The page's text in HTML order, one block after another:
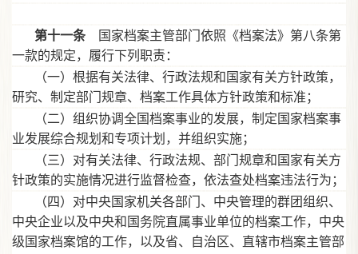
第十一条 国家档案主管部门依照《档案法》第八条第
一款的规定，履行下列职责：
（一）根据有关法律、行政法规和国家有关方针政策，
研究、制定部门规章、档案工作具体方针政策和标准；
（二）组织协调全国档案事业的发展，制定国家档案事
业发展综合规划和专项计划，并组织实施；
（三）对有关法律、行政法规、部门规章和国家有关方
针政策的实施情况进行监督检查，依法查处档案违法行为；
（四）对中央国家机关各部门、中央管理的群团组织、
中央企业以及中央和国务院直属事业单位的档案工作，中央
级国家档案馆的工作，以及省、自治区、直辖市档案主管部